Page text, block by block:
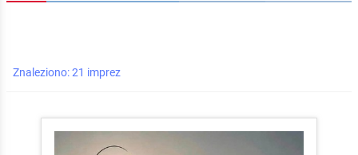
Znaleziono: 21 imprez